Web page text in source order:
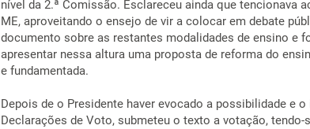
nível da 2.ª Comissão. Esclareceu ainda que tencionava
ME, aproveitando o ensejo de vir a colocar em debate
documento sobre as restantes modalidades de ensino e
apresentar nessa altura uma proposta de reforma do
e fundamentada.
Depois de o Presidente haver evocado a possibilidade e
Declarações de Voto, submeteu o texto a votação,